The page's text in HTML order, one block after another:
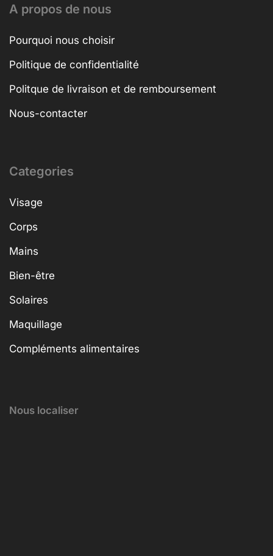
A propos de nous
Pourquoi nous choisir
Politique de confidentialité
Politque de livraison et de remboursement
Nous-contacter
Categories
Visage
Corps
Mains
Bien-être
Solaires
Maquillage
Compléments alimentaires
Nous localiser